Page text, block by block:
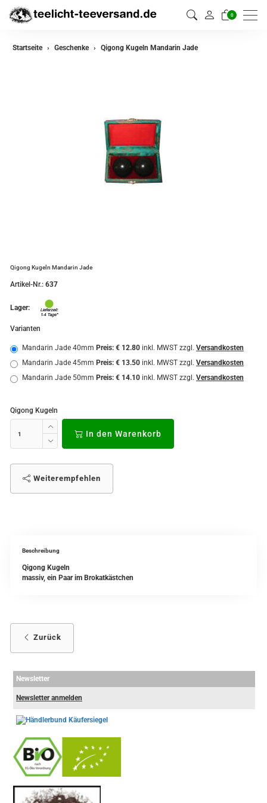
0
Startseite Geschenke Qigong Kugeln Mandarin Jade
Qigong Kugeln Mandarin Jade
Artikel-Nr.: 637
Lager:
Varianten
Mandarin Jade 40mm Preis: € 12.80 inkl. MWST zzgl. Versandkosten
Mandarin Jade 45mm Preis: € 13.50 inkl. MWST zzgl. Versandkosten
Mandarin Jade 50mm Preis: € 14.10 inkl. MWST zzgl. Versandkosten
Qigong Kugeln
In den Warenkorb
Weiterempfehlen
Beschreibung
Qigong Kugeln
massiv, ein Paar im Brokatkästchen
Zurück
Newsletter
Newsletter anmelden